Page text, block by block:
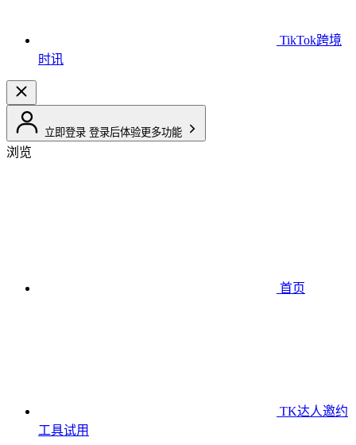
TikTok跨境
时讯
立即登录 登录后体验更多功能
浏览
首页
TK达人邀约
工具试用